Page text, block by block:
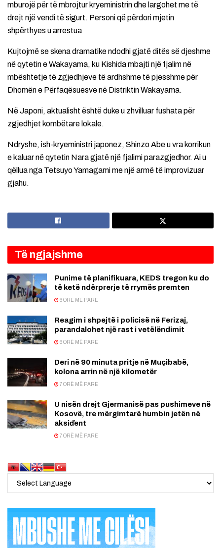
mburojë për të mbrojtur kryeministrin dhe largohet me të
drejt një vendi të sigurt. Personi që përdori mjetin
shpërthyes u arrestua
Kujtojmë se skena dramatike ndodhi gjatë ditës së djeshme
në qytetin e Wakayama, ku Kishida mbajti një fjalim në
mbështetje të zgjedhjeve të ardhshme të pjesshme për
Dhomën e Përfaqësuesve në Distriktin Wakayama.
Në Japoni, aktualisht është duke u zhvilluar fushata për
zgjedhjet kombëtare lokale.
Ndryshe, ish-kryeministri japonez, Shinzo Abe u vra korrikun
e kaluar në qytetin Nara gjatë një fjalimi parazgjedhor. Ai u
qëllua nga Tetsuyo Yamagami me një armë të improvizuar
gjahu.
Të ngjajshme
Punime të planifikuara, KEDS tregon ku do
të ketë ndërprerje të rrymës premten
6 ORË MË PARË
Reagim i shpejtë i policisë në Ferizaj,
parandalohet një rast i vetëlëndimit
6 ORË MË PARË
Deri në 90 minuta pritje në Muçibabë,
kolona arrin në një kilometër
7 ORË MË PARË
U nisën drejt Gjermanisë pas pushimeve në
Kosovë, tre mërgimtarë humbin jetën në
aksiďent
7 ORË MË PARË